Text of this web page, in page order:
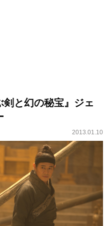
剣と幻の秘宝』ジェ
2013.01.10